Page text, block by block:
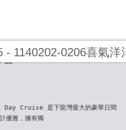
- 1140202-0206喜氣
Day Cruise 是下龍灣最大的豪華日間
優雅，擁有獨